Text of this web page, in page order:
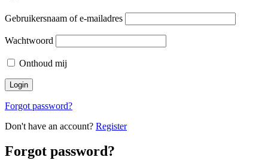
Gebruikersnaam of e-mailadres
Wachtwoord
Onthoud mij
Forgot password?
Don't have an account? Register
Forgot password?